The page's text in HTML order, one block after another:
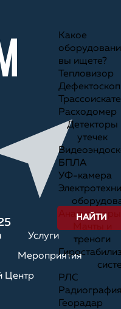
Услуги
Мероприятия
Центр
Какое
вы ищете?
Тепловизор
Дефектоскоп
Расходомер
Детекторы
утечек
БПЛА
УФ-камера
Анализаторы
треноги
РЛС
Георадар
НАЙТИ